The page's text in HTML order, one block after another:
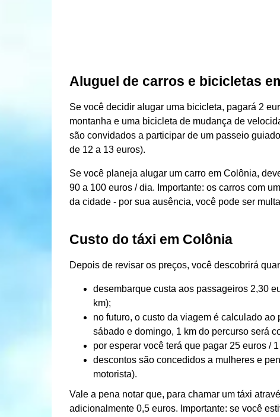
Aluguel de carros e bicicletas
Se você decidir alugar uma bicicleta, pagará 2
montanha e uma bicicleta de mudança de
são convidados a participar de um passeio
de 12 a 13 euros).
Se você planeja alugar um carro em Colônia,
90 a 100 euros / dia. Importante: os carros com
da cidade - por sua ausência, você pode ser
Custo do táxi em Colônia
Depois de revisar os preços, você descobrirá
desembarque custa aos passageiros 2,30
km);
no futuro, o custo da viagem é calculado
sábado e domingo, 1 km do percurso será
por esperar você terá que pagar 25 euros /
descontos são concedidos a mulheres e
motorista).
Vale a pena notar que, para chamar um táxi
adicionalmente 0,5 euros. Importante: se você